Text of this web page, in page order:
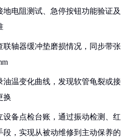
地电阻测试、急停按钮功能验证及
联轴器缓冲垫磨损情况，同步带张
油温变化曲线，发现软管龟裂或接
换
设备点检台账，通过振动检测、红
段，实现从被动维修到主动保养的